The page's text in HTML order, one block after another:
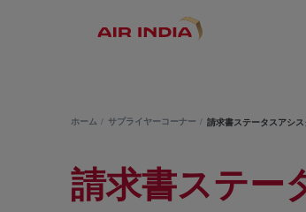
ホーム サプライヤーコーナー 請求書ステータスアシス
請求書ステー